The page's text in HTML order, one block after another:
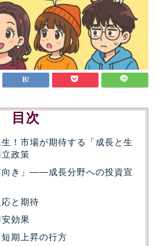
目次
！市場が期待する「成長と生
政策
向き」——成長分野への投資宣
と期待
効果
期上昇の行方